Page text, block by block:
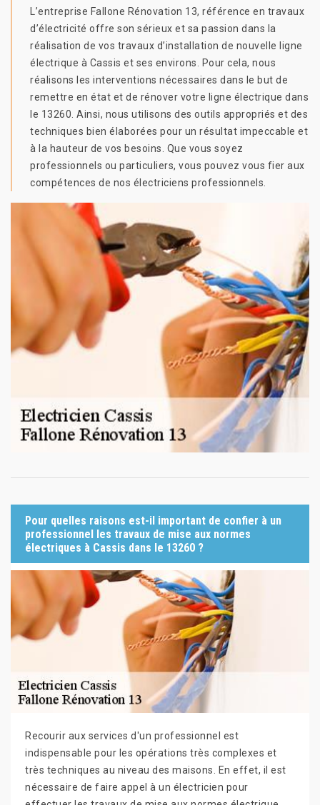
L’entreprise Fallone Rénovation 13, référence en travaux
d’électricité offre son sérieux et sa passion dans la
réalisation de vos travaux d’installation de nouvelle ligne
électrique à Cassis et ses environs. Pour cela, nous
réalisons les interventions nécessaires dans le but de
remettre en état et de rénover votre ligne électrique dans
le 13260. Ainsi, nous utilisons des outils appropriés et des
techniques bien élaborées pour un résultat impeccable et
à la hauteur de vos besoins. Que vous soyez
professionnels ou particuliers, vous pouvez vous fier aux
compétences de nos électriciens professionnels.
Pour quelles raisons est-il important de confier à un
professionnel les travaux de mise aux normes
électriques à Cassis dans le 13260 ?
Recourir aux services d'un professionnel est
indispensable pour les opérations très complexes et
très techniques au niveau des maisons. En effet, il est
nécessaire de faire appel à un électricien pour